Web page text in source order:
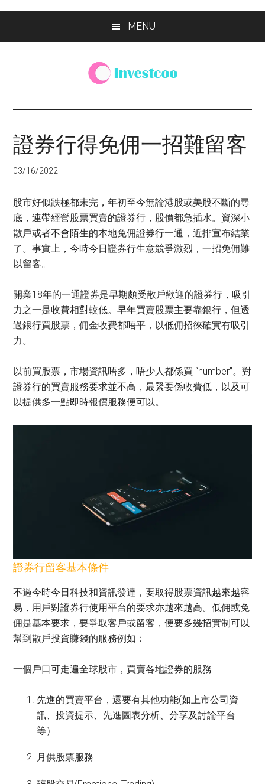
MENU
Investcoo
個
活
的
資
網
站
證券行得免佣一招難留客
03/16/2022
股市好似跌極都未完，年初至今無論港股或美股不斷的尋
底，連帶經營股票買賣的證券行，股價都急插水。資深小
散戶或者不會陌生的本地免佣證券行一通，近排宣布結業
了。事實上，今時今日證券行生意競爭激烈，一招免佣難
以留客。
開業18年的一通證券是早期頗受散戶歡迎的證券行，吸引
力之一是收費相對較低。早年買賣股票主要靠銀行，但透
過銀行買股票，佣金收費都唔平，以低佣招徠確實有吸引
力。
以前買股票，市場資訊唔多，唔少人都係買 “number”。對
證券行的買賣服務要求並不高，最緊要係收費低，以及可
以提供多一點即時報價服務便可以。
證券行留客基本條件
不過今時今日科技和資訊發達，要取得股票資訊越來越容
易，用戶對證券行使用平台的要求亦越來越高。低佣或免
佣是基本要求，要爭取客戶或留客，便要多幾招實制可以
幫到散戶投資賺錢的服務例如：
一個戶口可走遍全球股市，買賣各地證券的服務
先進的買賣平台，還要有其他功能(如上市公司資
訊、投資提示、先進圖表分析、分享及討論平台
等）
月供股票服務